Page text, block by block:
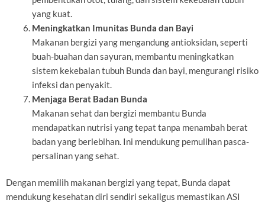
yang kuat.
Meningkatkan Imunitas Bunda dan Bayi
Makanan bergizi yang mengandung antioksidan, seperti
buah-buahan dan sayuran, membantu meningkatkan
sistem kekebalan tubuh Bunda dan bayi, mengurangi risiko
infeksi dan penyakit.
Menjaga Berat Badan Bunda
Makanan sehat dan bergizi membantu Bunda
mendapatkan nutrisi yang tepat tanpa menambah berat
badan yang berlebihan. Ini mendukung pemulihan pasca-
persalinan yang sehat.
Dengan memilih makanan bergizi yang tepat, Bunda dapat
mendukung kesehatan diri sendiri sekaligus memastikan ASI